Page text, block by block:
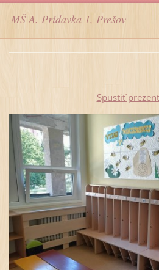
MŠ A. Prídavka 1, Prešov
Spustiť